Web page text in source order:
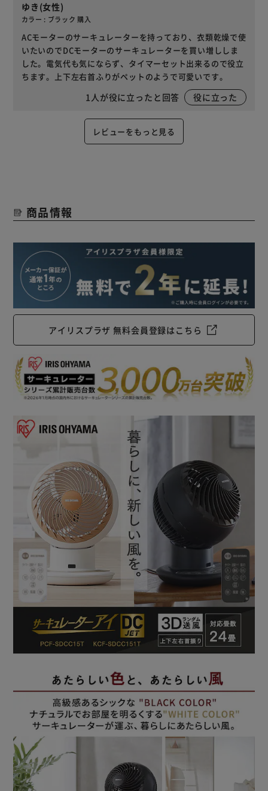
ゆき(女性)
カラー : ブラック 購入
ACモーターのサーキュレーターを持っており、衣類乾燥で使
いたいのでDCモーターのサーキュレーターを買い増ししま
した。電気代も気にならず、タイマーセット出来るので役立
ちます。上下左右首ふりがペットのようで可愛いです。
1 人が役に立ったと回答 役に立った
レビューをもっと見る
商品情報
アイリスプラザ 無料会員登録はこちら